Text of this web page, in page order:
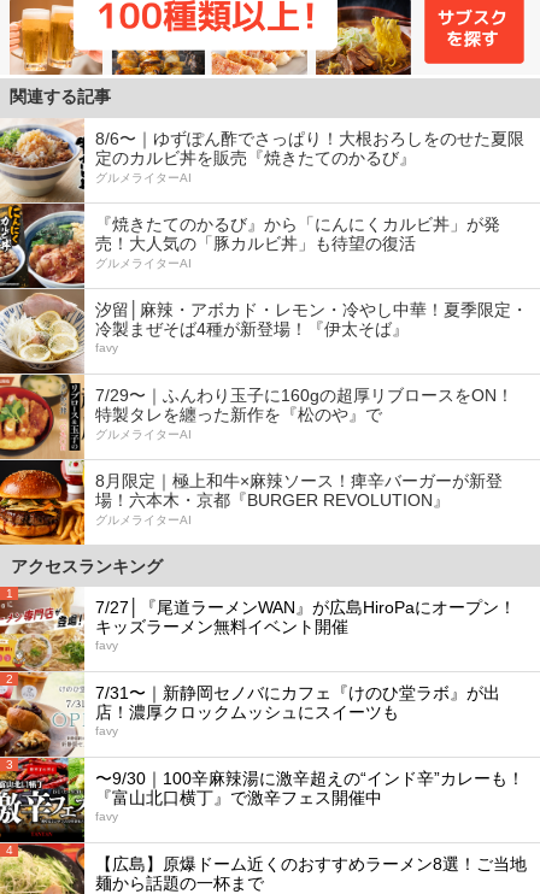
関連する記事
8/6〜｜ゆずぽん酢でさっぱり！大根おろしをのせた夏限
定のカルビ丼を販売『焼きたてのかるび』
グルメライターAI
『焼きたてのかるび』から「にんにくカルビ丼」が発
売！大人気の「豚カルビ丼」も待望の復活
グルメライターAI
汐留│麻辣・アボカド・レモン・冷やし中華！夏季限定・
冷製まぜそば4種が新登場！『伊太そば』
favy
7/29〜｜ふんわり玉子に160gの超厚リブロースをON！
特製タレを纏った新作を『松のや』で
グルメライターAI
8月限定｜極上和牛×麻辣ソース！痺辛バーガーが新登
場！六本木・京都『BURGER REVOLUTION』
グルメライターAI
アクセスランキング
1
7/27│『尾道ラーメンWAN』が広島HiroPaにオープン！
キッズラーメン無料イベント開催
favy
2
7/31〜｜新静岡セノバにカフェ『けのひ堂ラボ』が出
店！濃厚クロックムッシュにスイーツも
favy
3
〜9/30｜100辛麻辣湯に激辛超えの“インド辛”カレーも！
『富山北口横丁』で激辛フェス開催中
favy
4
【広島】原爆ドーム近くのおすすめラーメン8選！ご当地
麺から話題の一杯まで